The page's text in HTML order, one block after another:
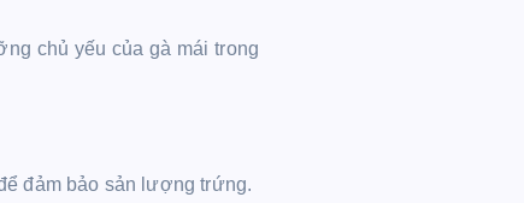
chủ yếu của gà mái trong
đảm bảo sản lượng trứng.